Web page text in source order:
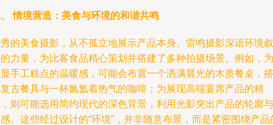
情境营造：美食与环境的和谐共鸣
的美食摄影，从不孤立地展示产品本身。雷鸣摄影深谙环境叙
力量，为比客食品精心策划并搭建了多种拍摄场景。例如，为
手工糕点的温暖感，可能会布置一个洒满晨光的木质餐桌，搭
古餐具与一杯氤氲着热气的咖啡；为展现高端宴席产品的精
则可能选用简约现代的深色背景，利用光影突出产品的轮廓与
。这些经过设计的“环境”，并非随意布景，而是紧密围绕产品